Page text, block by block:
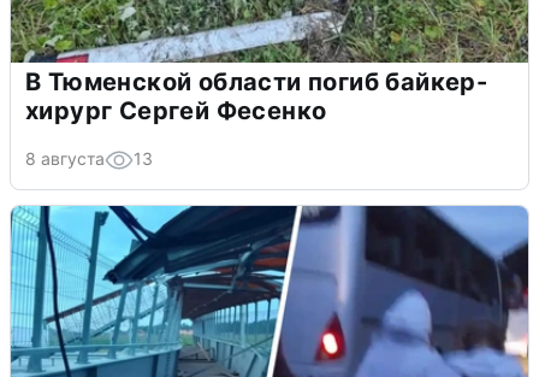
В Тюменской области погиб байкер-
хирург Сергей Фесенко
8 августа 13